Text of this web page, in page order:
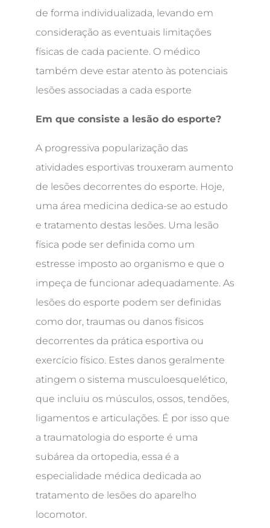
de forma individualizada, levando em
consideração as eventuais limitações
físicas de cada paciente. O médico
também deve estar atento às potenciais
lesões associadas a cada esporte
Em que consiste a lesão do esporte?
A progressiva popularização das
atividades esportivas trouxeram aumento
de lesões decorrentes do esporte. Hoje,
uma área medicina dedica-se ao estudo
e tratamento destas lesões. Uma lesão
física pode ser definida como um
estresse imposto ao organismo e que o
impeça de funcionar adequadamente. As
lesões do esporte podem ser definidas
como dor, traumas ou danos físicos
decorrentes da prática esportiva ou
exercício físico. Estes danos geralmente
atingem o sistema musculoesquelético,
que incluiu os músculos, ossos, tendões,
ligamentos e articulações. É por isso que
a traumatologia do esporte é uma
subárea da ortopedia, essa é a
especialidade médica dedicada ao
tratamento de lesões do aparelho
locomotor.